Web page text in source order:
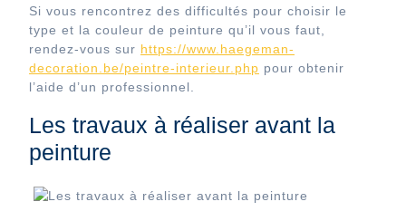
Si vous rencontrez des difficultés pour choisir le
type et la couleur de peinture qu’il vous faut,
rendez-vous sur https://www.haegeman-
decoration.be/peintre-interieur.php pour obtenir
l’aide d’un professionnel.
Les travaux à réaliser avant la
peinture